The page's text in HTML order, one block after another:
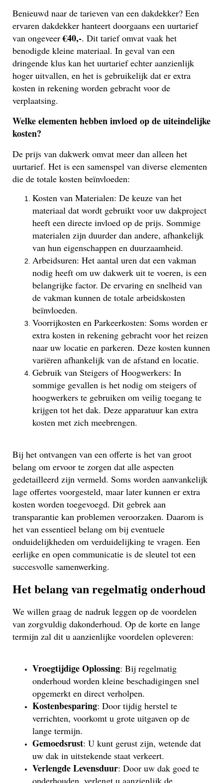
Benieuwd naar de tarieven van een dakdekker? Een
ervaren dakdekker hanteert doorgaans een uurtarief
van ongeveer€40,-. Dit tarief omvat vaak het
benodigde kleine materiaal. In geval van een
dringende klus kan het uurtarief echter aanzienlijk
hoger uitvallen, en het is gebruikelijk dat er extra
kosten in rekening worden gebracht voor de
verplaatsing.
Welke elementen hebben invloed op de uiteindelijke
kosten?
De prijs van dakwerk omvat meer dan alleen het
uurtarief. Het is een samenspel van diverse elementen
die de totale kosten beïnvloeden:
Kosten van Materialen: De keuze van het
materiaal dat wordt gebruikt voor uw dakproject
heeft een directe invloed op de prijs. Sommige
materialen zijn duurder dan andere, afhankelijk
van hun eigenschappen en duurzaamheid.
Arbeidsuren: Het aantal uren dat een vakman
nodig heeft om uw dakwerk uit te voeren, is een
belangrijke factor. De ervaring en snelheid van
de vakman kunnen de totale arbeidskosten
beïnvloeden.
Voorrijkosten en Parkeerkosten: Soms worden er
extra kosten in rekening gebracht voor het reizen
naar uw locatie en parkeren. Deze kosten kunnen
variëren afhankelijk van de afstand en locatie.
Gebruik van Steigers of Hoogwerkers: In
sommige gevallen is het nodig om steigers of
hoogwerkers te gebruiken om veilig toegang te
krijgen tot het dak. Deze apparatuur kan extra
kosten met zich meebrengen.
Bij het ontvangen van een offerte is het van groot
belang om ervoor te zorgen dat alle aspecten
gedetailleerd zijn vermeld. Soms worden aanvankelijk
lage offertes voorgesteld, maar later kunnen er extra
kosten worden toegevoegd. Dit gebrek aan
transparantie kan problemen veroorzaken. Daarom is
het van essentieel belang om bij eventuele
onduidelijkheden om verduidelijking te vragen. Een
eerlijke en open communicatie is de sleutel tot een
succesvolle samenwerking.
Het belang van regelmatig onderhoud
We willen graag de nadruk leggen op de voordelen
van zorgvuldig dakonderhoud. Op de korte en lange
termijn zal dit u aanzienlijke voordelen opleveren:
Vroegtijdige Oplossing: Bij regelmatig
onderhoud worden kleine beschadigingen snel
opgemerkt en direct verholpen.
Kostenbesparing: Door tijdig herstel te
verrichten, voorkomt u grote uitgaven op de
lange termijn.
Gemoedsrust: U kunt gerust zijn, wetende dat
uw dak in uitstekende staat verkeert.
Verlengde Levensduur: Door uw dak goed te
onderhouden, verlengt u aanzienlijk de